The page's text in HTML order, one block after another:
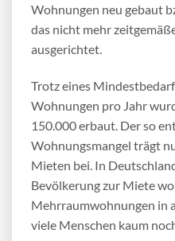
Wohnungen neu gebaut
das nicht mehr
ausgerichtet.
Trotz eines
Wohnungen pro Jahr
150.000 erbaut. Der so
Wohnungsmangel trägt
Mieten bei. In
Bevölkerung zur Miete
Mehrraumwohnungen in
viele Menschen kaum